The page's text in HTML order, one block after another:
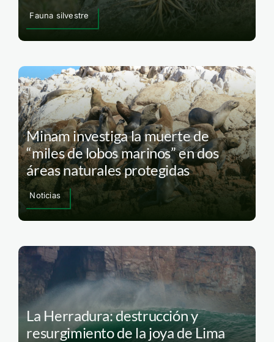
Fauna silvestre
Minam investiga la muerte de
“miles de lobos marinos” en dos
áreas naturales protegidas
Noticias
La Herradura: destrucción y
resurgimiento de la joya de Lima